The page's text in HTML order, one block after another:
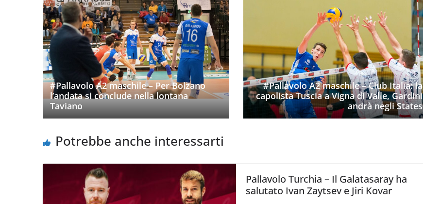
#Pallavolo A2 maschile – Per Bolzano
l’andata si conclude nella lontana
Taviano
#Pallavolo A2 maschile – Club Italia: la
capolista Tuscia a Vigna di Valle, Gardini
andrà negli States
Potrebbe anche interessarti
Pallavolo Turchia – Il Galatasaray ha
salutato Ivan Zaytsev e Jiri Kovar